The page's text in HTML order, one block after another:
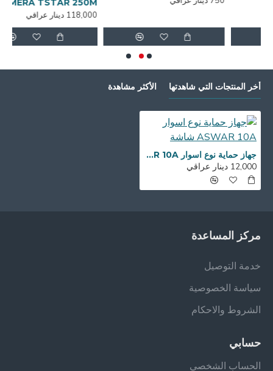
118,000 دينار عراقي
أخر المنتجات التي شاهدتها الأكثر مشاهدة
جهاز حماية نوع اسوار ASWAR 10A شاشة
12,000 دينار عراقي
مركز المساعدة
خدمة التوصيل
سياسة الخصوصية
الشروط والاحكام
حسابي
الحساب الشخصي